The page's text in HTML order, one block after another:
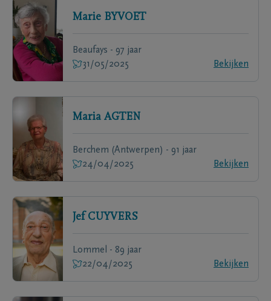
Marie BYVOET
Beaufays - 97 jaar
31/05/2025
Bekijken
Maria AGTEN
Berchem (Antwerpen) - 91 jaar
24/04/2025
Bekijken
Jef CUYVERS
Lommel - 89 jaar
22/04/2025
Bekijken